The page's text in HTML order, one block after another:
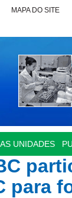
MAPA DO SITE
UNIDADES
para